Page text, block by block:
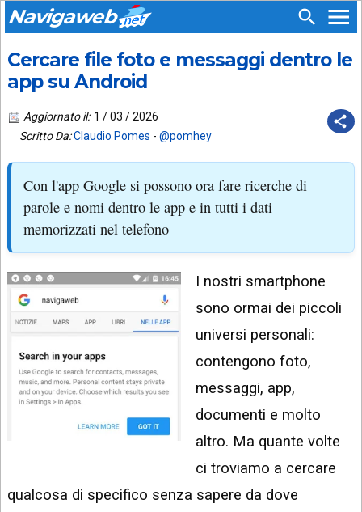
Navigaweb
HOME
SIAMO
SUPPORTO
CONTATTA
PIÙ
LETTI
ULTIMI
POST
ARCHIVIO
VIDEO
ANDROID
SEGUICI
SU:
APP
ANDROID
EMAIL
TELEGRAM
TIKTOK
YOUTUBE
X
INSTAGRAM
GOOGLE
Cercare file foto e messaggi dentro le
app su Android
Aggiornato il: 1 / 03 / 2026
Scritto Da:Claudio Pomes - @pomhey
Con l'app Google si possono ora fare ricerche di
parole e nomi dentro le app e in tutti i dati
memorizzati nel telefono
I nostri smartphone
sono ormai dei piccoli
universi personali:
contengono foto,
messaggi, app,
documenti e molto
altro. Ma quante volte
ci troviamo a cercare
qualcosa di specifico senza sapere da dove